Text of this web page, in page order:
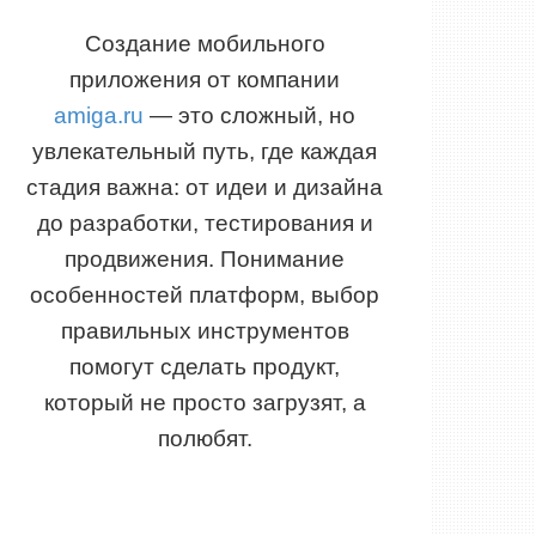
Создание мобильного
приложения от компании
amiga.ru — это сложный, но
увлекательный путь, где каждая
стадия важна: от идеи и дизайна
до разработки, тестирования и
продвижения. Понимание
особенностей платформ, выбор
правильных инструментов
помогут сделать продукт,
который не просто загрузят, а
полюбят.